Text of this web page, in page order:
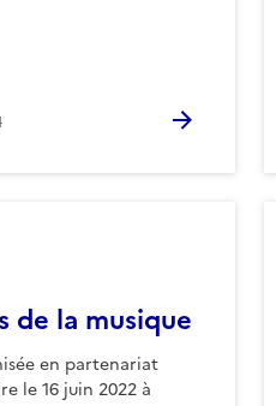
de la musique
en partenariat
le 16 juin 2022 à